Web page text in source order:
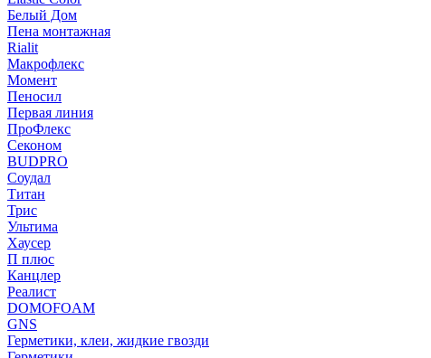
Белый Дом
Пена монтажная
Rialit
Макрофлекс
Момент
Пеносил
Первая линия
ПроФлекс
Секоном
BUDPRO
Соудал
Титан
Трис
Ультима
Хаусер
П плюс
Канцлер
Реалист
DOMOFOAM
GNS
Герметики, клеи, жидкие гвозди